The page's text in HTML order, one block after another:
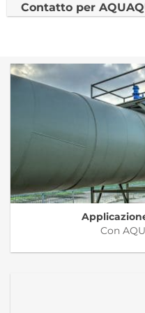
Contatto per
Con